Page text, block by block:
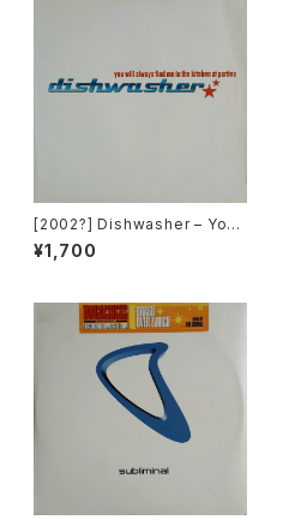
[2002?] Dishwasher – You
Will Always Find Me In The
Kitchen At Parties [Ka2 Mu
¥1,700